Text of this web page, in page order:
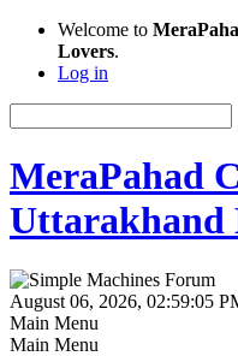
Welcome to
Lovers.
Log in
MeraPahad
Uttarakhand
August 06, 2026, 02:59:05
Main Menu
Main Menu